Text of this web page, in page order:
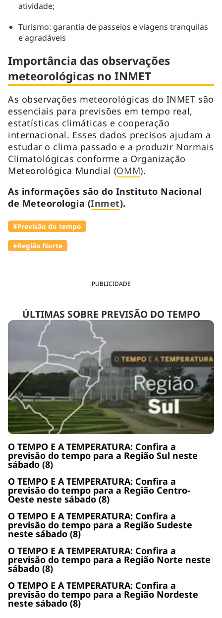
PUBLICIDADE
ÚLTIMAS SOBRE PREVISÃO DO TEMPO
O TEMPO E A TEMPERATURA: Confira a
previsão do tempo para a Região Sul neste
sábado (8)
O TEMPO E A TEMPERATURA: Confira a
previsão do tempo para a Região Centro-
Oeste neste sábado (8)
O TEMPO E A TEMPERATURA: Confira a
previsão do tempo para a Região Sudeste
neste sábado (8)
O TEMPO E A TEMPERATURA: Confira a
previsão do tempo para a Região Norte neste
sábado (8)
O TEMPO E A TEMPERATURA: Confira a
previsão do tempo para a Região Nordeste
neste sábado (8)
atividade;
Turismo: garantia de passeios e viagens tranquilas
e agradáveis
Importância das observações
meteorológicas no INMET
As observações meteorológicas do INMET são
essenciais para previsões em tempo real,
estatísticas climáticas e cooperação
internacional. Esses dados precisos ajudam a
estudar o clima passado e a produzir Normais
Climatológicas conforme a Organização
Meteorológica Mundial (OMM).
As informações são do Instituto Nacional
de Meteorologia (Inmet).
#Previsão do tempo
#Região Norte